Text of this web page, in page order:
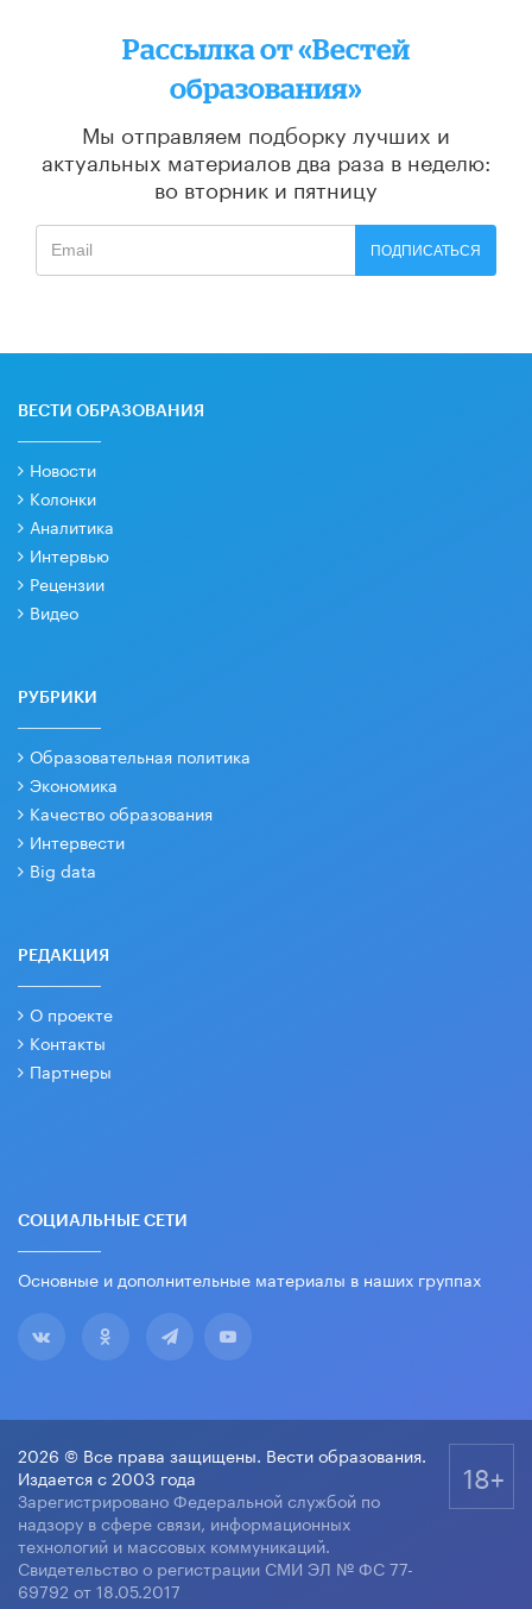
Рассылка от «Вестей
образования»
Мы отправляем подборку лучших и
актуальных материалов два раза в неделю:
во вторник и пятницу
ПОДПИСАТЬСЯ
ВЕСТИ ОБРАЗОВАНИЯ
Новости
Колонки
Аналитика
Интервью
Рецензии
Видео
РУБРИКИ
Образовательная политика
Экономика
Качество образования
Интервести
Big data
РЕДАКЦИЯ
О проекте
Контакты
Партнеры
СОЦИАЛЬНЫЕ СЕТИ
Основные и дополнительные материалы в наших группах
2026 © Все права защищены. Вести образования.
Издается с 2003 года
Зарегистрировано Федеральной службой по
надзору в сфере связи, информационных
технологий и массовых коммуникаций.
Свидетельство о регистрации СМИ ЭЛ № ФС 77-
69792 от 18.05.2017
18+